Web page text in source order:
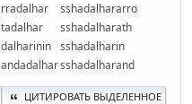
rradalhar
sshadalhararro
tadalhar
sshadalharath
dalharinin sshadalharin
andadalharsshadalharand
ЦИТИРОВАТЬ ВЫДЕЛЕННОЕ